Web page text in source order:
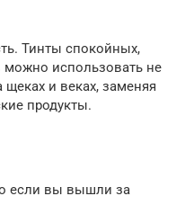
Тинты спокойных,
можно использовать не
щеках и веках, заменяя
продукты.
если вы вышли за